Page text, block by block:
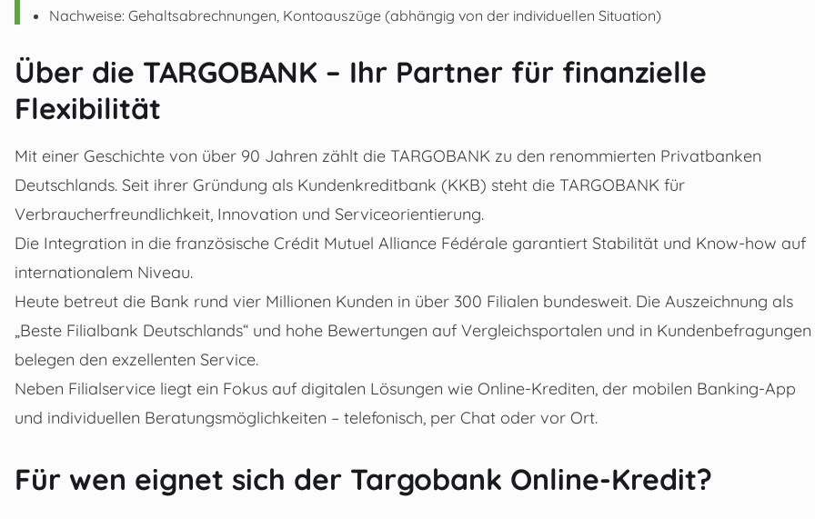
Nachweise: Gehaltsabrechnungen, Kontoauszüge (abhängig von der individuellen Situation)
Über die TARGOBANK – Ihr Partner für finanzielle
Flexibilität
Mit einer Geschichte von über 90 Jahren zählt die TARGOBANK zu den renommierten Privatbanken
Deutschlands. Seit ihrer Gründung als Kundenkreditbank (KKB) steht die TARGOBANK für
Verbraucherfreundlichkeit, Innovation und Serviceorientierung.
Die Integration in die französische Crédit Mutuel Alliance Fédérale garantiert Stabilität und Know-how auf
internationalem Niveau.
Heute betreut die Bank rund vier Millionen Kunden in über 300 Filialen bundesweit. Die Auszeichnung als
„Beste Filialbank Deutschlands“ und hohe Bewertungen auf Vergleichsportalen und in Kundenbefragungen
belegen den exzellenten Service.
Neben Filialservice liegt ein Fokus auf digitalen Lösungen wie Online-Krediten, der mobilen Banking-App
und individuellen Beratungsmöglichkeiten – telefonisch, per Chat oder vor Ort.
Für wen eignet sich der Targobank Online-Kredit?